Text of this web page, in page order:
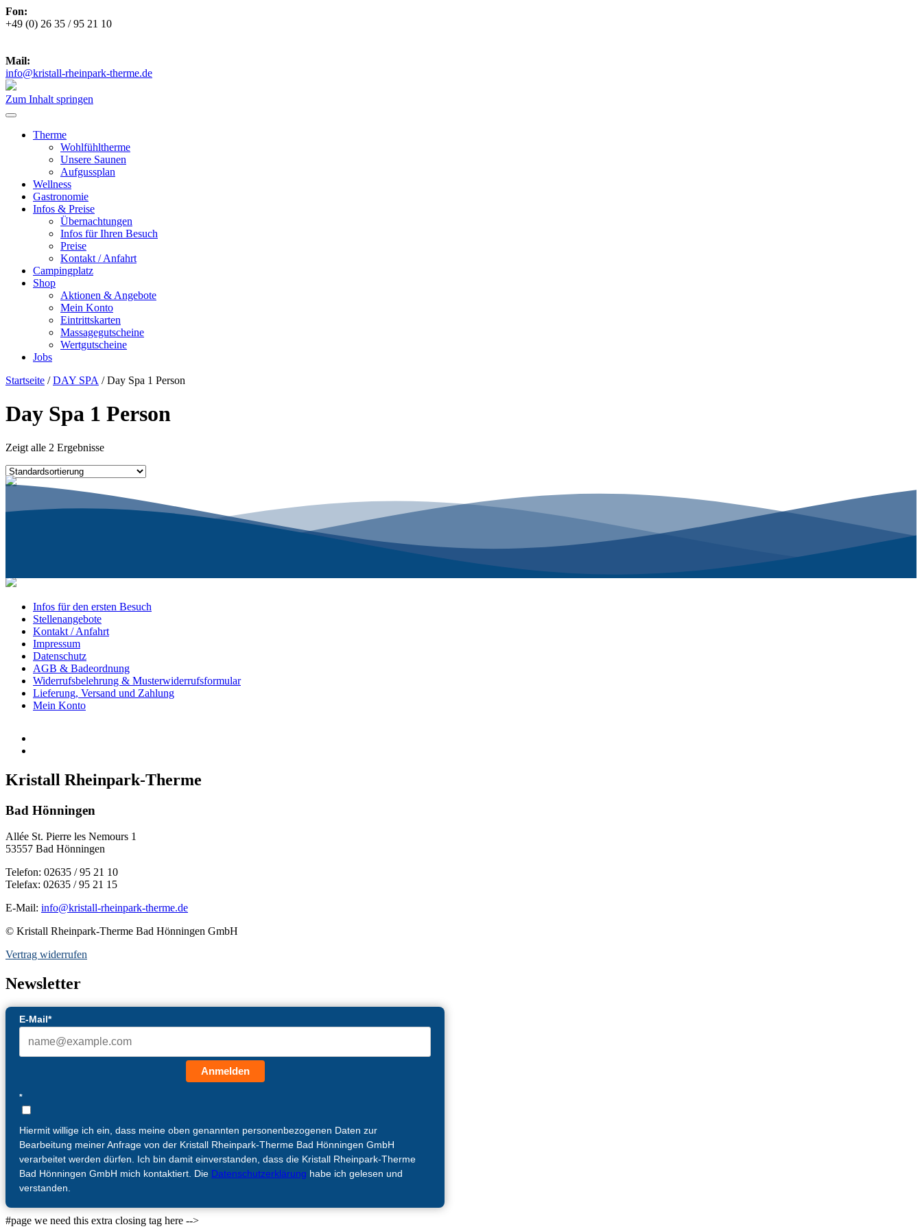
Fon:
+49 (0) 26 35 / 95 21 10
Mail:
info@kristall-rheinpark-therme.de
Zum Inhalt springen
Therme
Wohlfühltherme
Unsere Saunen
Aufgussplan
Wellness
Gastronomie
Infos & Preise
Übernachtungen
Infos für Ihren Besuch
Preise
Kontakt / Anfahrt
Campingplatz
Shop
Aktionen & Angebote
Mein Konto
Eintrittskarten
Massagegutscheine
Wertgutscheine
Jobs
Startseite /DAY SPA / Day Spa 1 Person
Day Spa 1 Person
Zeigt alle 2 Ergebnisse
Infos für den ersten Besuch
Stellenangebote
Kontakt / Anfahrt
Impressum
Datenschutz
AGB & Badeordnung
Widerrufsbelehrung & Musterwiderrufsformular
Lieferung, Versand und Zahlung
Mein Konto
Kristall Rheinpark-Therme
Bad Hönningen
Allée St. Pierre les Nemours 1
53557 Bad Hönningen
Telefon: 02635 / 95 21 10
Telefax: 02635 / 95 21 15
E-Mail: info@kristall-rheinpark-therme.de
© Kristall Rheinpark-Therme Bad Hönningen GmbH
Vertrag widerrufen
Newsletter
E-Mail*
Anmelden
*
Hiermit willige ich ein, dass meine oben genannten personenbezogenen Daten zur
Bearbeitung meiner Anfrage von der Kristall Rheinpark-Therme Bad Hönningen GmbH
verarbeitet werden dürfen. Ich bin damit einverstanden, dass die Kristall Rheinpark-Therme
Bad Hönningen GmbH mich kontaktiert. Die Datenschutzerklärung habe ich gelesen und
verstanden.
#page we need this extra closing tag here -->Scroll